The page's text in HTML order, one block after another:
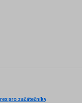
pro začátečníky